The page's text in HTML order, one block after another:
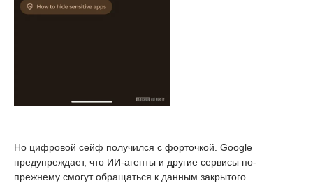
Но цифровой сейф получился с форточкой. Google
предупреждает, что ИИ-агенты и другие сервисы по-
прежнему смогут обращаться к данным закрытого